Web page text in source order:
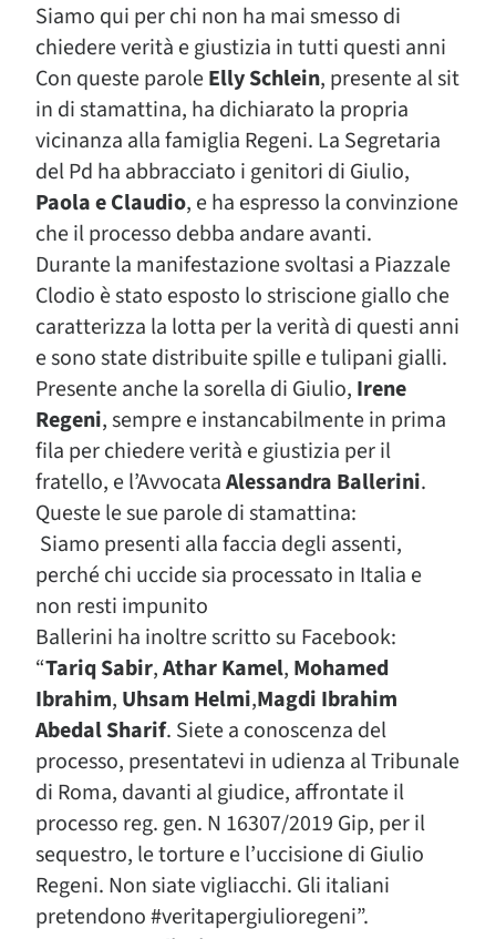
Siamo qui per chi non ha mai smesso di
chiedere verità e giustizia in tutti questi anni
Con queste paroleElly Schlein, presente al sit
in di stamattina, ha dichiarato la propria
vicinanza alla famiglia Regeni. La Segretaria
del Pd ha abbracciato i genitori di Giulio,
Paola e Claudio, e ha espresso la convinzione
che il processo debba andare avanti.
Durante la manifestazione svoltasi a Piazzale
Clodio è stato esposto lo striscione giallo che
caratterizza la lotta per la verità di questi anni
e sono state distribuite spille e tulipani gialli.
Presente anche la sorella di Giulio, Irene
Regeni, sempre e instancabilmente in prima
fila per chiedere verità e giustizia per il
fratello, e l’AvvocataAlessandra Ballerini.
Queste le sue parole di stamattina:
Siamo presenti alla faccia degli assenti,
perché chi uccide sia processato in Italia e
non resti impunito
Ballerini ha inoltre scritto su Facebook:
“Tariq Sabir,Athar Kamel, Mohamed
Ibrahim, Uhsam Helmi,Magdi Ibrahim
Abedal Sharif. Siete a conoscenza del
processo, presentatevi in udienza al Tribunale
di Roma, davanti al giudice, affrontate il
processo reg. gen. N 16307/2019 Gip, per il
sequestro, le torture e l’uccisione di Giulio
Regeni. Non siate vigliacchi. Gli italiani
pretendono #veritapergiulioregeni”.